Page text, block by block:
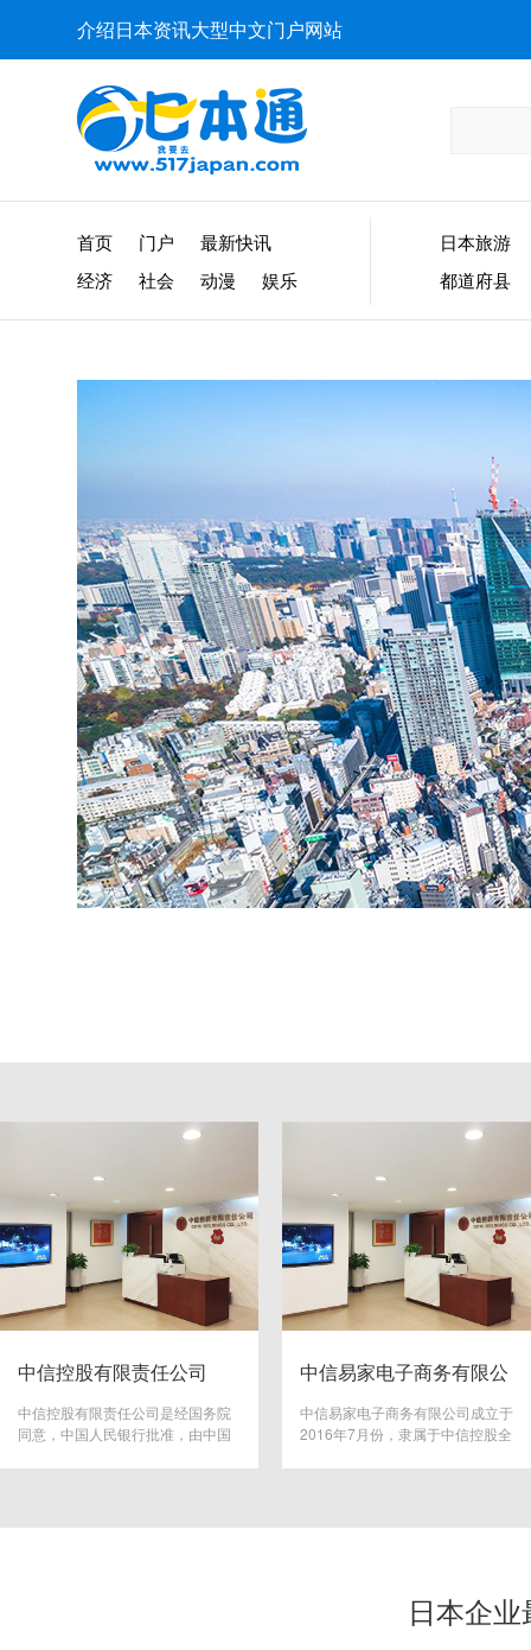
介绍日本资讯大型中文门户网站
首页 门户
最新快讯
经济
社会 动漫 娱乐
日本旅游
都道府县
中信控股有限责任公司
中信控股有限责任公司是经国务院
同意，中国人民银行批准，由中国
中信易家电子商务有限公
司
中信易家电子商务有限公司成立于
2016年7月份，隶属于中信控股全
日本企